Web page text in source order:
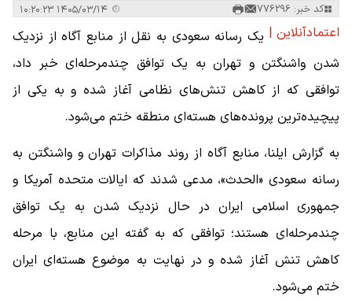
کد خبر: 776296
اعتمادآنلاین | یک رسانه سعودی به نقل از منابع آگاه از نزدیک
شدن واشنگتن و تهران به یک توافق چندمرحله‌ای خبر داد،
توافقی که از کاهش تنش‌های نظامی آغاز شده و به یکی از
پیچیده‌ترین پرونده‌های هسته‌ای منطقه ختم می‌شود.
به گزارش ایلنا، منابع آگاه از روند مذاکرات تهران و واشنگتن به
رسانه سعودی «الحدث»، مدعی شدند که ایالات متحده آمریکا و
جمهوری اسلامی ایران در حال نزدیک شدن به یک توافق
چندمرحله‌ای هستند؛ توافقی که به گفته این منابع، با مرحله
کاهش تنش آغاز شده و در نهایت به موضوع هسته‌ای ایران
ختم می‌شود.